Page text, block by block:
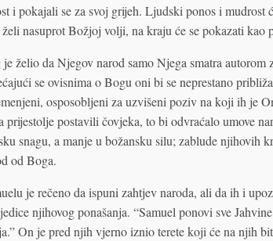
i pokajali se za svoj grijeh. Ljudski ponos i mudrost
želi nasuprot Božjoj volji, na kraju će se pokazati kao
želio da Njegov narod samo Njega smatra autorom
se ovisnima o Bogu oni bi se neprestano
osposobljeni za uzvišeni poziv na koji ih je
prijestolje postavili čovjeka, to bi odvraćalo umove
snagu, a manje u božansku silu; zablude njihovih
od Boga.
je rečeno da ispuni zahtjev naroda, ali da ih i
njihovog ponašanja. “Samuel ponovi sve
On je pred njih vjerno iznio terete koji će na njih